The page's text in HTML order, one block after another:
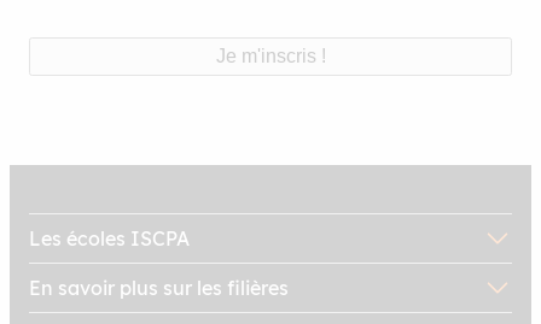
Les écoles ISCPA
En savoir plus sur les filières